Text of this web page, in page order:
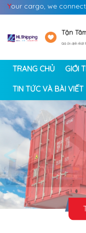
Your cargo, we
Tận
Giá ổn định nhất
TRANG CHỦ GIỚI
TIN TỨC VÀ BÀI VIẾT
<